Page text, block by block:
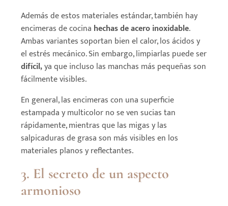
Además de estos materiales estándar, también hay
encimeras de cocina hechas de acero inoxidable.
Ambas variantes soportan bien el calor, los ácidos y
el estrés mecánico. Sin embargo, limpiarlas puede ser
difícil,ya que incluso las manchas más pequeñas son
fácilmente visibles.
En general, las encimeras con una superficie
estampada y multicolor no se ven sucias tan
rápidamente, mientras que las migas y las
salpicaduras de grasa son más visibles en los
materiales planos y reflectantes.
3. El secreto de un aspecto
armonioso